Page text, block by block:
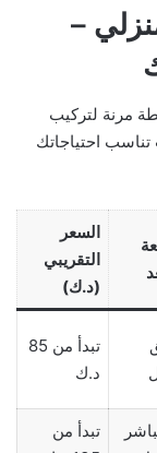
–
مرنة لتركيب
احتياجاتك
السعر
التقريبي
(د.ك)
تبدأ من 85
د.ك
تبدأ من